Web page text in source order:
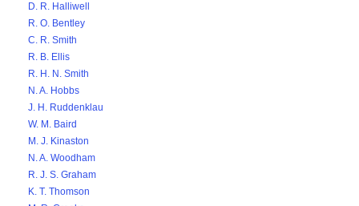
D. R. Halliwell
R. O. Bentley
C. R. Smith
R. B. Ellis
R. H. N. Smith
N. A. Hobbs
J. H. Ruddenklau
W. M. Baird
M. J. Kinaston
N. A. Woodham
R. J. S. Graham
K. T. Thomson